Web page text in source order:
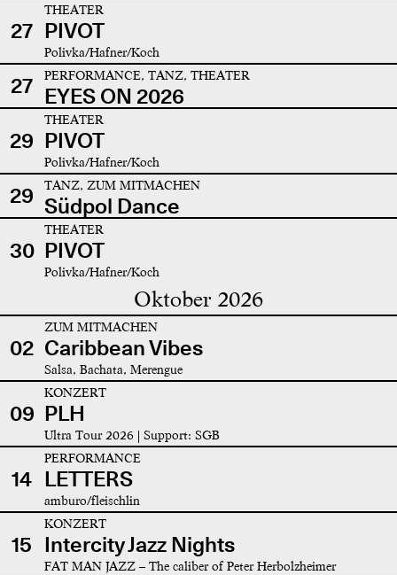
27
THEATER
PIVOT
Polivka/Hafner/Koch
27 PERFORMANCE, TANZ, THEATER
EYES ON 2026
29
THEATER
PIVOT
Polivka/Hafner/Koch
29 TANZ, ZUM MITMACHEN
Südpol Dance
30
THEATER
PIVOT
Polivka/Hafner/Koch
Oktober 2026
02
ZUM MITMACHEN
Caribbean Vibes
Salsa, Bachata, Merengue
09
KONZERT
PLH
Ultra Tour 2026 | Support: SGB
14
PERFORMANCE
LETTERS
amburo/fleischlin
15
KONZERT
Intercity Jazz Nights
FAT MAN JAZZ – The caliber of Peter Herbolzheimer